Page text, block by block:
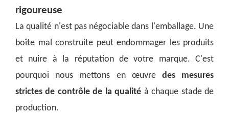
rigoureuse
La qualité n'est pas négociable dans l'emballage. Une
boîte mal construite peut endommager les produits
et nuire à la réputation de votre marque. C'est
pourquoi nous mettons en œuvre des mesures
strictes de contrôle de la qualité à chaque stade de
production.